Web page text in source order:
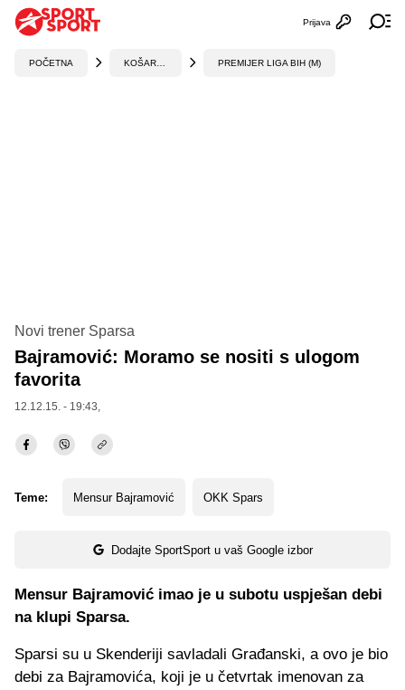
Otvori
Prijava
POČETNA PREMIJER LIGA BIH (M)
Novi trener Sparsa
Bajramović: Moramo se nositi s ulogom
favorita
12.12.15. - 19:43,
Teme: Mensur Bajramović OKK Spars
Dodajte SportSport u vaš Google izbor
Mensur Bajramović imao je u subotu uspješan debi
na klupi Sparsa.
Sparsi su u Skenderiji savladali Građanski, a ovo je bio
debi za Bajramovića, koji je u četvrtak imenovan za